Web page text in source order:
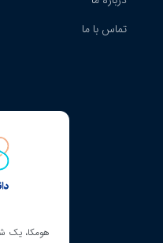
تماس با ما
هومکا، یک